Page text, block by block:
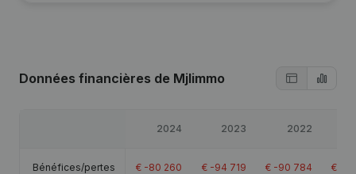
Données financières de Mjlimmo
2024 2023 2022
Bénéfices/pertes € -80 260 € -94 719 € -90 784 €